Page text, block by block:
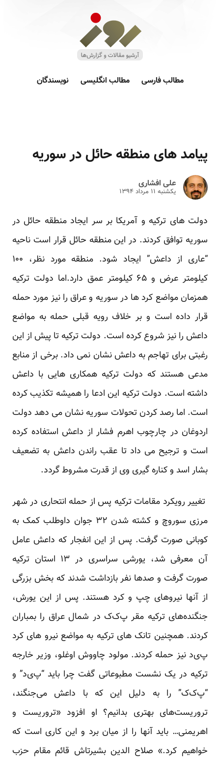
مطالب فارسی مطالب انگلیسی نویسندگان
پیامد های منطقه حائل در سوریه
علی افشاری
یکشنبه ۱۱ مرداد ۱۳۹۴
دولت های ترکیه و آمریکا بر سر ایجاد منطقه حائل در
سوریه توافق کردند. در این منطقه حائل قرار است ناحیه
“عاری از داعش” ایجاد شود. منطقه مورد نظر، ۱۰۰
کیلومتر عرض و ۶۵ کیلومتر عمق دارد.اما دولت ترکیه
همزمان مواضع کرد ها در سوریه و عراق را نیز مورد حمله
قرار داده است و بر خلاف رویه قبلی حمله به مواضع
داعش را نیز شروع کرده است. دولت ترکیه تا پیش از این
رغبتی برای تهاجم به داعش نشان نمی داد. برخی از منابع
مدعی هستند که دولت ترکیه همکاری هایی با داعش
داشته است. دولت ترکیه این ادعا را همیشه تکذیب کرده
است. اما رصد کردن تحولات سوریه نشان می دهد دولت
اردوغان در چارچوب اهرم فشار از داعش استفاده کرده
است و ترجیح می داد تا عقب راندن داعش به تضعیف
بشار اسد و کناره گیری وی از قدرت مشروط گردد.
تغییر رویکرد مقامات ترکیه پس از حمله انتحاری در شهر
مرزی سوروچ و کشته شدن ۳۲ جوان داوطلب کمک به
کوبانی صورت گرفت. پس از این انفجار که داعش عامل
آ‌ن معرفی شد، یورشی سراسری در ۱۳ استان ترکیه
صورت گرفت و صدها نفر بازداشت شدند که بخش بزرگی
از ‌آنها نیروهای چپ و کرد هستند. پس از این یورش،
جنگنده‌های ترکیه مقر پ‌ک‌ک در شمال عراق را بمباران
کردند. همچنین تانک های ترکیه به مواضع نیرو های کرد
پ‌ی‌د نیز حمله کردند. مولود چاووش اوغلو، وزیر خارجه
ترکیه در یک نشست مطبوعاتی گفت چرا باید “پ‌ی‌د” و
“پ‌ک‌ک” را به دلیل این که با داعش می‌جنگند،
تروریست‌های بهتری بدانیم؟ او افزود «تروریست و
اهریمنی… باید آنها را از میان برد و این کاری است که
خواهیم کرد.» صلاح الدین بشیرتاش قائم مقام حزب